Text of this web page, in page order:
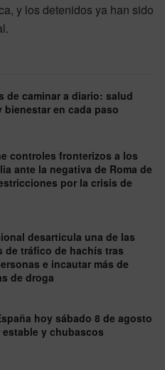
y los detenidos ya han sido
de caminar a diario: salud
bienestar en cada paso
controles fronterizos a los
ante la negativa de Roma de
por la crisis de
desarticula una de las
de tráfico de hachís tras
e incautar más de
de droga
hoy sábado 8 de agosto
estable y chubascos